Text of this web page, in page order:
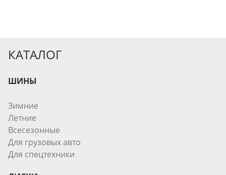
КАТАЛОГ
ШИНЫ
Зимние
Летние
Всесезонные
Для грузовых авто
Для спецтехники